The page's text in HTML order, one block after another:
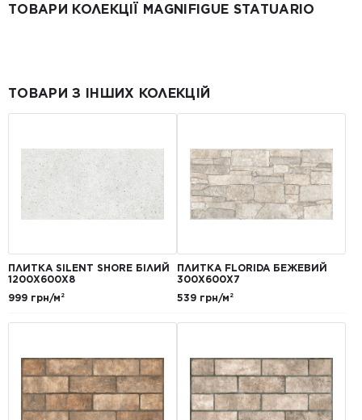
ТОВАРИ КОЛЕКЦІЇ MAGNIFIGUE STATUARIO
ТОВАРИ З ІНШИХ КОЛЕКЦІЙ
ПЛИТКА SILENT SHORE БІЛИЙ
1200Х600Х8
999 грн/м²
ПЛИТКА FLORIDA БЕЖЕВИЙ
300Х600Х7
539 грн/м²